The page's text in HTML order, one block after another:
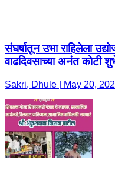
संघर्षातून उभा राहिलेला
वाढदिवसाच्या अनंत कोटी
Sakri, Dhule | May 20,